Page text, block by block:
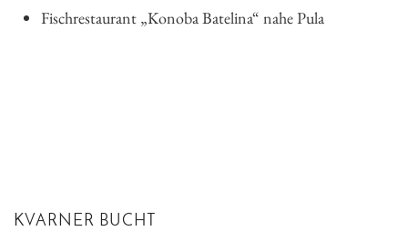
Fischrestaurant „Konoba Batelina“ nahe Pula
KVARNER BUCHT